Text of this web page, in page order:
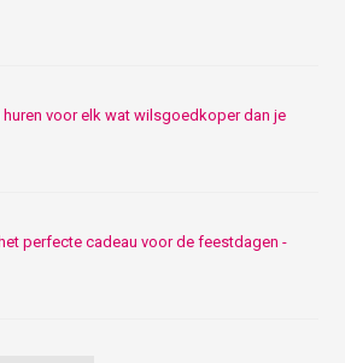
voor elk wat wilsgoedkoper dan je
perfecte cadeau voor de feestdagen -